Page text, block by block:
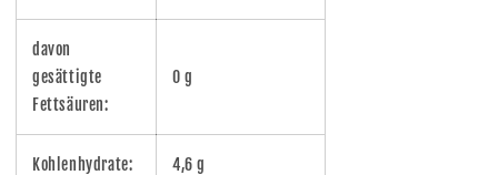
davon
gesättigte
Fettsäuren:
0 g
Kohlenhydrate: 4,6 g